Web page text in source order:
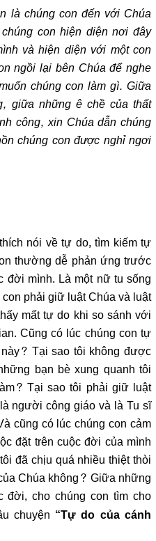
là chúng con đến với Chúa
con hiện diện nơi đây
và hiện diện với một con
ngồi lại bên Chúa để nghe
chúng con làm gì. Giữa
giữa những ê chề của thất
công, xin Chúa dẫn chúng
chúng con được nghỉ ngơi
nói về tự do, tìm kiếm tự
thường dễ phản ứng trước
đời mình. Là một nữ tu sống
phải giữ luật Chúa và luật
mất tự do khi so sánh với
Cũng có lúc chúng con tự
Tại sao tôi không được
bạn bè xung quanh tôi
Tại sao tôi phải giữ luật
người công giáo và là Tu sĩ
cũng có lúc chúng con cảm
đặt trên cuộc đời của mình
đã chịu quá nhiều thiệt thòi
Chúa không? Giữa những
cho chúng con tìm cho
chuyện “Tự do của cánh